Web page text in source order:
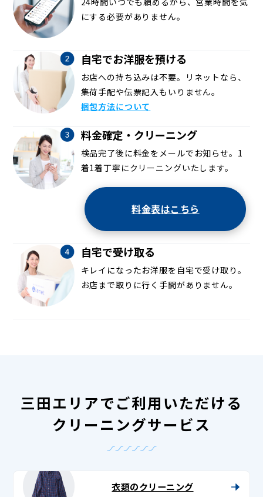
にする必要がありません。
自宅でお洋服を預ける
お店への持ち込みは不要。リネットなら、
集荷手配や伝票記入もいりません。
梱包方法について
料金確定・クリーニング
検品完了後に料金をメールでお知らせ。1
着1着丁寧にクリーニングいたします。
料金表はこちら
自宅で受け取る
キレイになったお洋服を自宅で受け取り。
お店まで取りに行く手間がありません。
三田エリアでご利用いただける
クリーニングサービス
衣類のクリーニング